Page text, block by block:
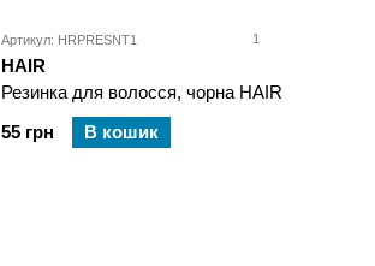
Артикул: HRPRESNT1 1
HAIR
Резинка для волосся, чорна HAIR
55 грн
В кошик